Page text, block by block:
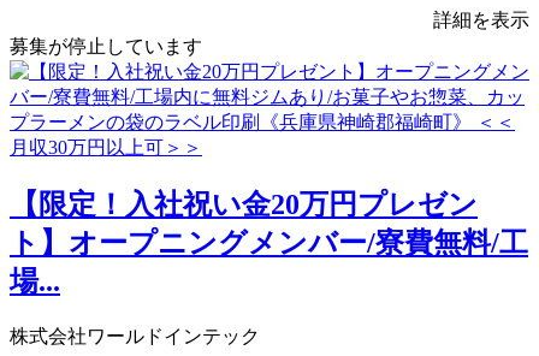
詳細を表示
募集が停止しています
【限定！入社祝い金20万円プレゼン
ト】オープニングメンバー/寮費無料/工
場...
株式会社ワールドインテック